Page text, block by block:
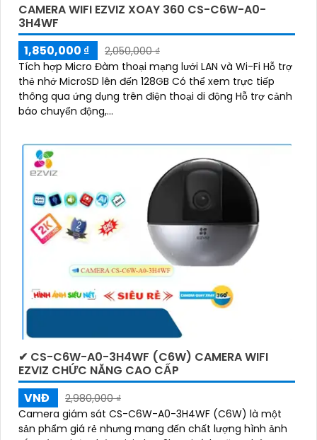
CAMERA WIFI EZVIZ XOAY 360 CS-C6W-A0-
3H4WF
1,850,000 ₫
2,050,000 ₫
Tích hợp Micro Đàm thoại mạng lưới LAN và Wi-Fi Hỗ trợ
thẻ nhớ MicroSD lên đến 128GB Có thể xem trực tiếp
thông qua ứng dụng trên điện thoại di động Hỗ trợ cảnh
báo chuyển động,...
✔ CS-C6W-A0-3H4WF (C6W) CAMERA WIFI
EZVIZ CHỨC NĂNG CAO CẤP
VNĐ
2,980,000 ₫
Camera giám sát CS-C6W-A0-3H4WF (C6W) là một
sản phẩm giá rẻ nhưng mang đến chất lượng hình ảnh